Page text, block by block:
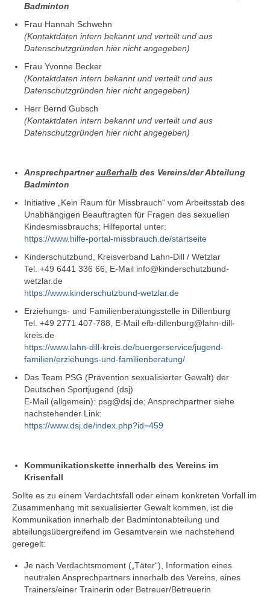
Badminton
Frau Hannah Schwehn
(Kontaktdaten intern bekannt und verteilt und aus
Datenschutzgründen hier nicht angegeben)
Frau Yvonne Becker
(Kontaktdaten intern bekannt und verteilt und aus
Datenschutzgründen hier nicht angegeben)
Herr Bernd Gubsch
(Kontaktdaten intern bekannt und verteilt und aus
Datenschutzgründen hier nicht angegeben)
Ansprechpartneraußerhalb des Vereins/der Abteilung
Badminton
Initiative „Kein Raum für Missbrauch“ vom Arbeitsstab des
Unabhängigen Beauftragten für Fragen des sexuellen
Kindesmissbrauchs; Hilfeportal unter:
https://www.hilfe-portal-missbrauch.de/startseite
Kinderschutzbund, Kreisverband Lahn-Dill / Wetzlar
Tel. +49 6441 336 66, E-Mail info@kinderschutzbund-
wetzlar.de
https://www.kinderschutzbund-wetzlar.de
Erziehungs- und Familienberatungsstelle in Dillenburg
Tel. +49 2771 407-788, E-Mail efb-dillenburg@lahn-dill-
kreis.de
https://www.lahn-dill-kreis.de/buergerservice/jugend-
familien/erziehungs-und-familienberatung/
Das Team PSG (Prävention sexualisierter Gewalt) der
Deutschen Sportjugend (dsj)
E-Mail (allgemein): psg@dsj.de; Ansprechpartner siehe
nachstehender Link:
https://www.dsj.de/index.php?id=459
Kommunikationskette innerhalb des Vereins im
Krisenfall
Sollte es zu einem Verdachtsfall oder einem konkreten Vorfall im
Zusammenhang mit sexualisierter Gewalt kommen, ist die
Kommunikation innerhalb der Badmintonabteilung und
abteilungsübergreifend im Gesamtverein wie nachstehend
geregelt:
Je nach Verdachtsmoment („Täter“), Information eines
neutralen Ansprechpartners innerhalb des Vereins, eines
Trainers/einer Trainerin oder Betreuer/Betreuerin